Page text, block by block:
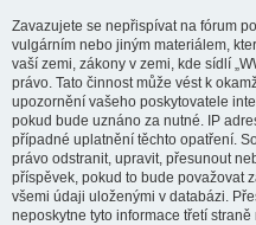
Zavazujete se nepřispívat na fórum
vulgárním nebo jiným materiálem,
vaší zemi, zákony v zemi, kde sídlí
právo. Tato činnost může vést k
upozornění vašeho poskytovatele
pokud bude uznáno za nutné. IP
případné uplatnění těchto opatření.
právo odstranit, upravit, přesunout
příspěvek, pokud to bude považovat
všemi údaji uloženými v databázi.
neposkytne tyto informace třetí